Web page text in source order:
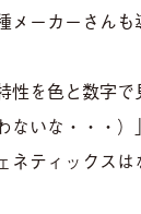
ーカーさん
を色と数字で
ないな・・・
ネティックス